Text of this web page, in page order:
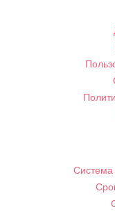
Система